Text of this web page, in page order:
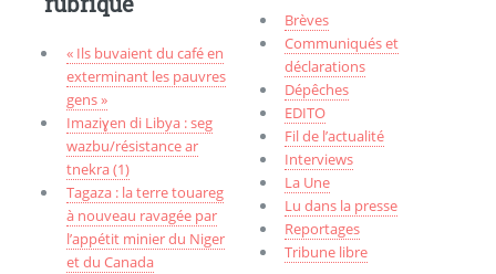
« Ils buvaient du café en
exterminant les pauvres
gens »
Imaziɣen di Libya : seg
wazbu/résistance ar
tnekra (1)
Tagaza : la terre touareg
à nouveau ravagée par
l’appétit minier du Niger
et du Canada
Brèves
Communiqués et
déclarations
Dépêches
EDITO
Fil de l’actualité
Interviews
La Une
Lu dans la presse
Reportages
Tribune libre